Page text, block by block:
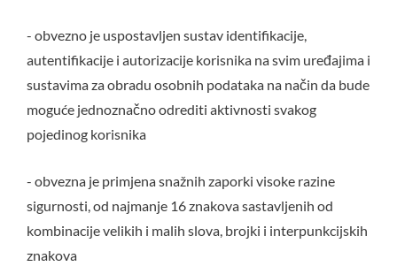
- obvezno je uspostavljen sustav identifikacije,
autentifikacije i autorizacije korisnika na svim uređajima i
sustavima za obradu osobnih podataka na način da bude
moguće jednoznačno odrediti aktivnosti svakog
pojedinog korisnika
- obvezna je primjena snažnih zaporki visoke razine
sigurnosti, od najmanje 16 znakova sastavljenih od
kombinacije velikih i malih slova, brojki i interpunkcijskih
znakova